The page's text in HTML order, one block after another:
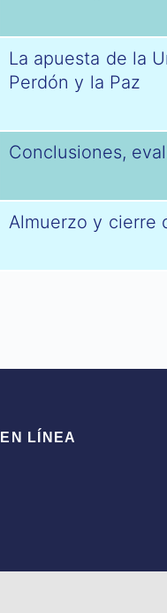
La apuesta de la
Perdón y la Paz
Conclusiones,
Almuerzo y cierre
LÍNEA